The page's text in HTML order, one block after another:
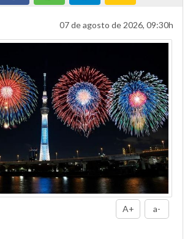
07 de agosto de 2026, 09:30h
A+ a-